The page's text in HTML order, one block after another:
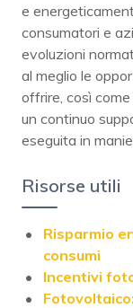
e
consumatori e
evoluzioni
al meglio le
offrire, così
un continuo
eseguita in
Risorse utili
Risparmio
consumi
Incentivi